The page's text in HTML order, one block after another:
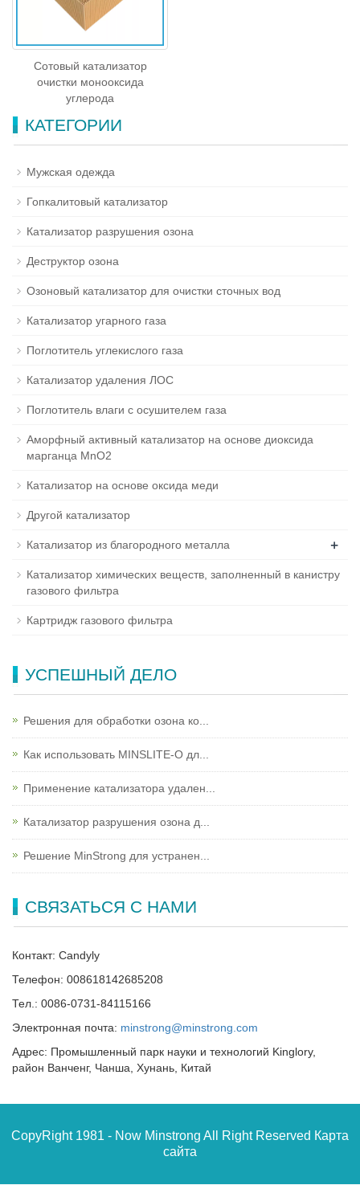
Сотовый катализатор
очистки монооксида
углерода
КАТЕГОРИИ
Мужская одежда
Гопкалитовый катализатор
Катализатор разрушения озона
Деструктор озона
Озоновый катализатор для очистки сточных вод
Катализатор угарного газа
Поглотитель углекислого газа
Катализатор удаления ЛОС
Поглотитель влаги с осушителем газа
Аморфный активный катализатор на основе диоксида
марганца MnO2
Катализатор на основе оксида меди
Другой катализатор
Катализатор из благородного металла +
Катализатор химических веществ, заполненный в канистру
газового фильтра
Картридж газового фильтра
УСПЕШНЫЙ ДЕЛО
Решения для обработки озона ко...
Как использовать MINSLITE-O дл...
Применение катализатора удален...
Катализатор разрушения озона д...
Решение MinStrong для устранен...
СВЯЗАТЬСЯ С НАМИ
Контакт: Candyly
Телефон: 008618142685208
Тел.: 0086-0731-84115166
Электронная почта: minstrong@minstrong.com
Адрес: Промышленный парк науки и технологий Kinglory,
район Ванченг, Чанша, Хунань, Китай
CopyRight 1981 - Now Minstrong All Right Reserved Карта
сайта